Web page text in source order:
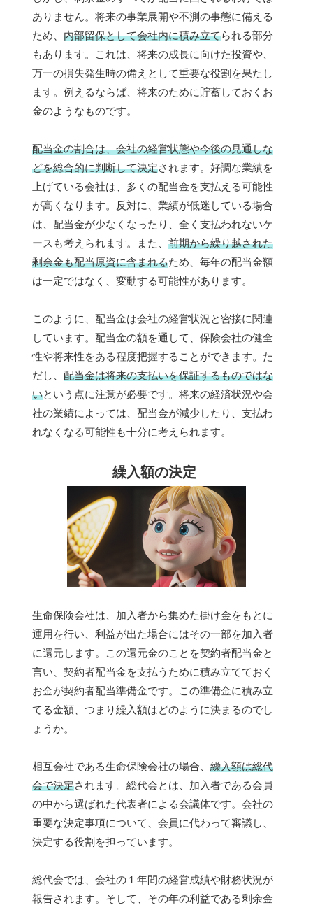
ありません。将来の事業展開や不測の事態に備える
ため、 内部留保として会社内に積み立てられる部分
もあります。これは、将来の成長に向けた投資や、
万一の損失発生時の備えとして重要な役割を果たし
ます。例えるならば、将来のために貯蓄しておくお
金のようなものです。
配当金の割合は、会社の経営状態や今後の見通しな
どを総合的に判断して決定されます。好調な業績を
上げている会社は、多くの配当金を支払える可能性
が高くなります。反対に、業績が低迷している場合
は、配当金が少なくなったり、全く支払われないケ
ースも考えられます。また、 前期から繰り越された
剰余金も配当原資に含まれるため、毎年の配当金額
は一定ではなく、変動する可能性があります。
このように、配当金は会社の経営状況と密接に関連
しています。配当金の額を通して、保険会社の健全
性や将来性をある程度把握することができます。た
だし、 配当金は将来の支払いを保証するものではな
いという点に注意が必要です。将来の経済状況や会
社の業績によっては、配当金が減少したり、支払わ
れなくなる可能性も十分に考えられます。
繰入額の決定
生命保険会社は、加入者から集めた掛け金をもとに
運用を行い、利益が出た場合にはその一部を加入者
に還元します。この還元金のことを契約者配当金と
言い、契約者配当金を支払うために積み立てておく
お金が契約者配当準備金です。この準備金に積み立
てる金額、つまり繰入額はどのように決まるのでし
ょうか。
相互会社である生命保険会社の場合、 繰入額は総代
会で決定されます。総代会とは、加入者である会員
の中から選ばれた代表者による会議体です。会社の
重要な決定事項について、会員に代わって審議し、
決定する役割を担っています。
総代会では、会社の１年間の経営成績や財務状況が
報告されます。そして、その年の利益である剰余金